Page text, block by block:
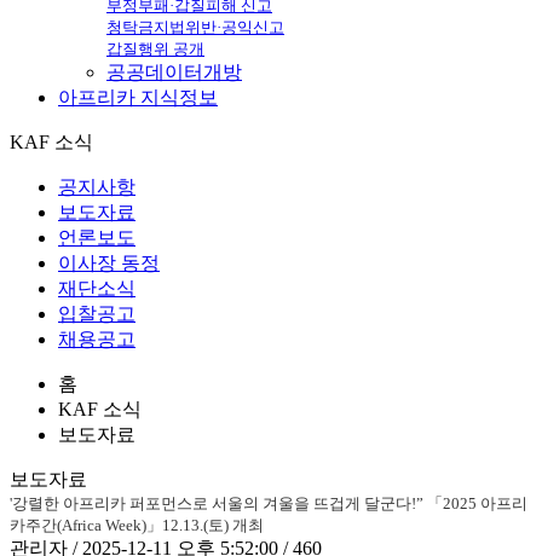
부정부패·갑질피해 신고
청탁금지법위반·공익신고
갑질행위 공개
공공데이터개방
아프리카 지식정보
KAF 소식
공지사항
보도자료
언론보도
이사장 동정
재단소식
입찰공고
채용공고
홈
KAF 소식
보도자료
보도자료
'강렬한 아프리카 퍼포먼스로 서울의 겨울을 뜨겁게 달군다!” 「2025 아프리
카주간(Africa Week)」12.13.(토) 개최
관리자 / 2025-12-11 오후 5:52:00 / 460